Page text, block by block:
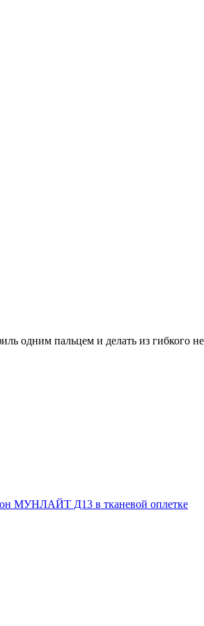
одним пальцем и делать из гибкого
МУНЛАЙТ Д13 в тканевой оплетке